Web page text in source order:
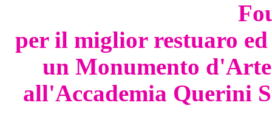
per il miglior restuaro
un Monumento
all'Accademia Querini